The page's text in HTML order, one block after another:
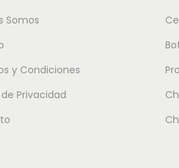
Somos
y Condiciones
Privacidad